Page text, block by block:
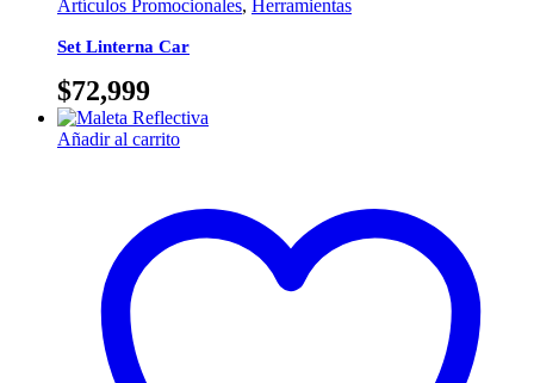
Artículos Promocionales, Herramientas
Set Linterna Car
$72,999
Añadir al carrito